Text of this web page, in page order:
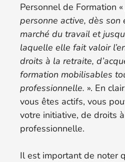
Personnel de Formation «
personne active, dès son
marché du travail et
laquelle elle fait valoir
droits à la retraite,
formation mobilisables
professionnelle. ». En
vous êtes actifs, vous
votre initiative, de droits
professionnelle.
Il est important de noter